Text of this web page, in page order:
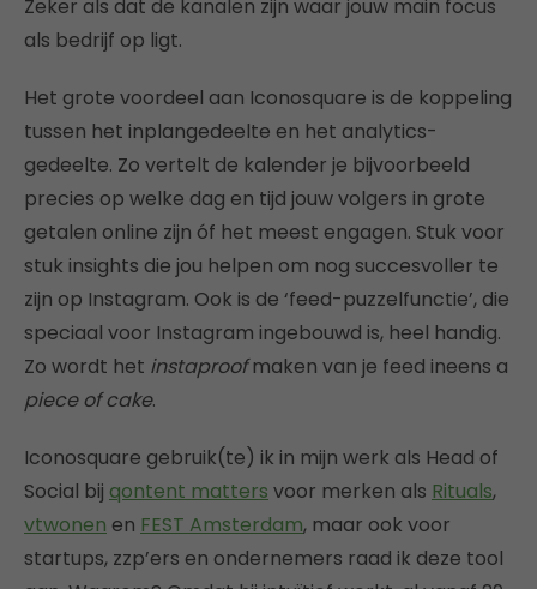
Zeker als dat de kanalen zijn waar jouw main focus
als bedrijf op ligt.
Het grote voordeel aan Iconosquare is de koppeling
tussen het inplangedeelte en het analytics-
gedeelte. Zo vertelt de kalender je bijvoorbeeld
precies op welke dag en tijd jouw volgers in grote
getalen online zijn óf het meest engagen. Stuk voor
stuk insights die jou helpen om nog succesvoller te
zijn op Instagram. Ook is de ‘feed-puzzelfunctie’, die
speciaal voor Instagram ingebouwd is, heel handig.
Zo wordt het instaproofmaken van je feed ineens a
piece of cake.
Iconosquare gebruik(te) ik in mijn werk als Head of
Social bij qontent matters voor merken als Rituals,
vtwonen en FEST Amsterdam, maar ook voor
startups, zzp’ers en ondernemers raad ik deze tool